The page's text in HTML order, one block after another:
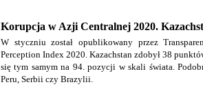
Korupcja w Azji Centralnej 2020.
W styczniu został opublikowany przez
Perception Index 2020. Kazachstan zdobył 38
się tym samym na 94. pozycji w skali świata.
Peru, Serbii czy Brazylii.